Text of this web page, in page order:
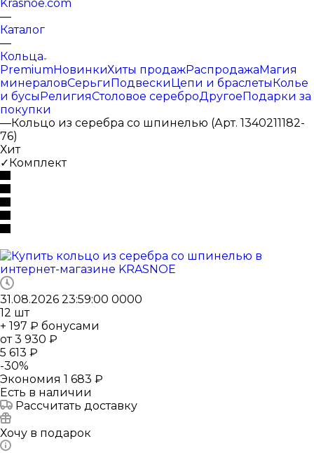
Krasnoe.com
—
Каталог
—
Кольца
PremiumНовинкиХиты продажРаспродажаМагия
минераловСерьгиПодвескиЦепи и браслетыКолье
и бусыРелигияСтоловое сереброДругоеПодарки за
покупки
—Кольцо из серебра со шпинелью (Арт. 1340211182-
76)
Хит
✓Комплект
31.08.2026 23:59:00 0000
12 шт
+ 197 ₽ бонусами
от3 930 ₽
5 613 ₽
-30%
Экономия 1 683 ₽
Есть в наличии
Рассчитать доставку
Хочу в подарок